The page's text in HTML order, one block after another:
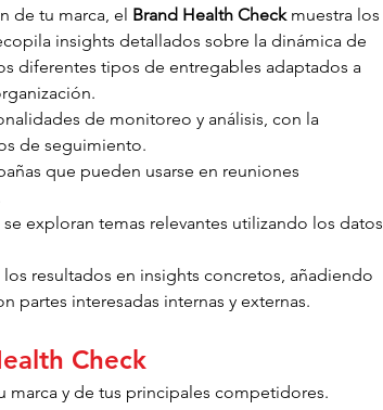
de tu marca, el Brand Health Check muestra los
insights detallados sobre la dinámica de
diferentes tipos de entregables adaptados a
de monitoreo y análisis, con la
de seguimiento.
que pueden usarse en reuniones
exploran temas relevantes utilizando los datos
resultados en insights concretos, añadiendo
partes interesadas internas y externas.
Check
y de tus principales competidores.